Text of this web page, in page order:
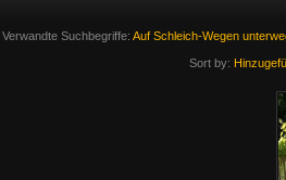
Verwandte Suchbegriffe: Auf Schleich-Wegen
Sort by: